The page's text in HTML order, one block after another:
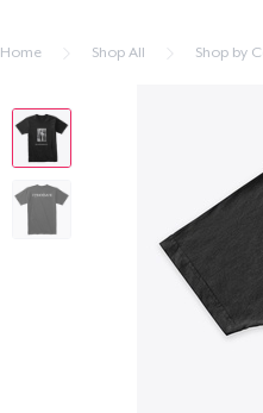
Home Shop All Shop by